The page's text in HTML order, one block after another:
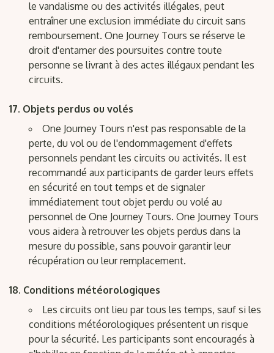
le vandalisme ou des activités illégales, peut
entraîner une exclusion immédiate du circuit sans
remboursement. One Journey Tours se réserve le
droit d'entamer des poursuites contre toute
personne se livrant à des actes illégaux pendant les
circuits.
Objets perdus ou volés
One Journey Tours n'est pas responsable de la
perte, du vol ou de l'endommagement d'effets
personnels pendant les circuits ou activités. Il est
recommandé aux participants de garder leurs effets
en sécurité en tout temps et de signaler
immédiatement tout objet perdu ou volé au
personnel de One Journey Tours. One Journey Tours
vous aidera à retrouver les objets perdus dans la
mesure du possible, sans pouvoir garantir leur
récupération ou leur remplacement.
Conditions météorologiques
Les circuits ont lieu par tous les temps, sauf si les
conditions météorologiques présentent un risque
pour la sécurité. Les participants sont encouragés à